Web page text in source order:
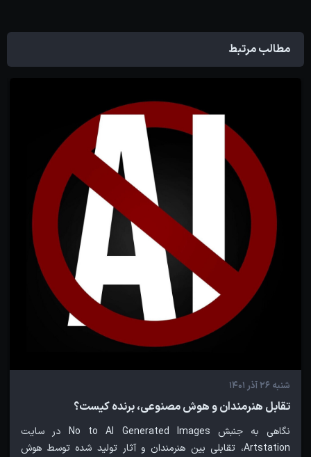
مطالب مرتبط
شنبه 26 آذر 1401
تقابل هنرمندان و هوش مصنوعی، برنده کیست؟
نگاهی به جنبش No to AI Generated Images در سایت
Artstation، تقابلی بین هنرمندان و آثار تولید شده توسط هوش